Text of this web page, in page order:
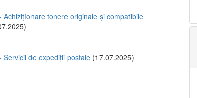
tonere originale și compatibile
de expediții poștale (17.07.2025)